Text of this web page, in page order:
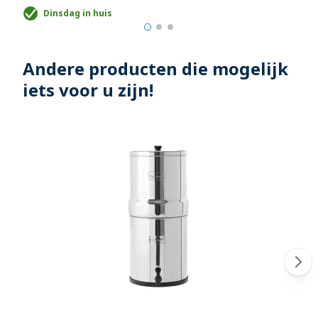
Dinsdag in huis
Andere producten die mogelijk
iets voor u zijn!